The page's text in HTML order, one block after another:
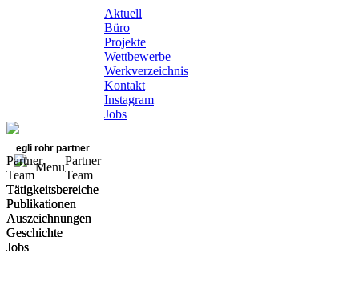
Aktuell
Büro
Projekte
Wettbewerbe
Werkverzeichnis
Kontakt
Instagram
Jobs
egli rohr partner
Menu
Partner
Team
Tätigkeitsbereiche
Publikationen
Auszeichnungen
Geschichte
Jobs
Partner
Team
Tätigkeitsbereiche
Publikationen
Auszeichnungen
Geschichte
Jobs